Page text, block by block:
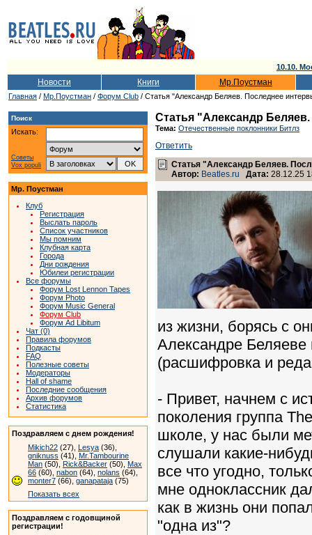
10.10.
Новости Книги Мр.Поустман
Главная / Мр.Поустман / Форум Club / Статья "Александр Беляев. Последнее
Поиск
Искать:
Советы
Vox populi
Мр. Поустман
Клуб
Регистрация
Выслать пароль
Список участников
Мы помним
Клубная карта
Города
Дни рождения
Юбилеи регистрации
Все форумы
Форум Lost Lennon Tapes
Форум Photo
Форум Music General
Форум Club
Форум Ad Libitum
Чат (0)
Правила форумов
Подкасты
FAQ
Полезные советы
Модераторы
Hall of shame
Последние сообщения
Архив форумов
Статистика
Поздравляем с днем рождения!
Mikich22 (27), Lesya (36),
gniknuss (41), Mr.Tambourine
Man (50), Rick&Backer (50), Max
66 (60), nabon (64), nolans (64),
monter7 (66), ganapataja (75)
Показать всех
Поздравляем с годовщиной
регистрации!
Статья "Александр
Тема: Отечественные поклонники Битлз
Ответить
Статья "Александр Беляев.
Автор: Beatles.ru Дата: 28.12.25
из жизни, борясь с
Александре Беляеве
(расшифровка и
- Привет, начнем с
поколения группа
школе, у нас были
слушали какие-
все что угодно,
мне одноклассник
как в жизнь они
"одна из"?